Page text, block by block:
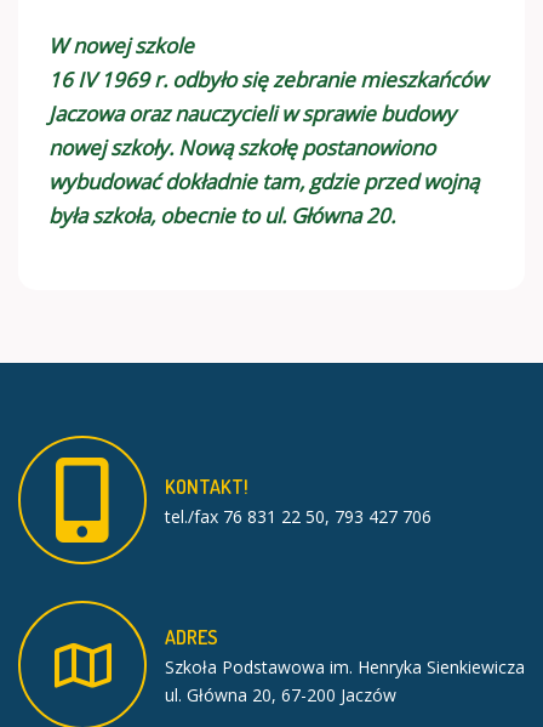
W nowej szkole
16 IV 1969 r. odbyło się zebranie mieszkańców
Jaczowa oraz nauczycieli w sprawie budowy
nowej szkoły. Nową szkołę postanowiono
wybudować dokładnie tam, gdzie przed wojną
była szkoła, obecnie to ul. Główna 20.
KONTAKT!
tel./fax 76 831 22 50, 793 427 706
ADRES
Szkoła Podstawowa im. Henryka Sienkiewicza
ul. Główna 20, 67-200 Jaczów